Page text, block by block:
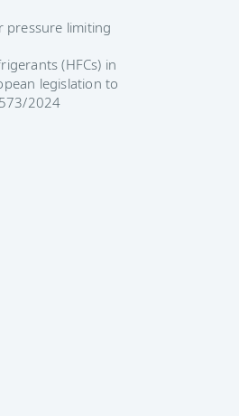
pressure limiting
(HFCs) in
legislation to
2024